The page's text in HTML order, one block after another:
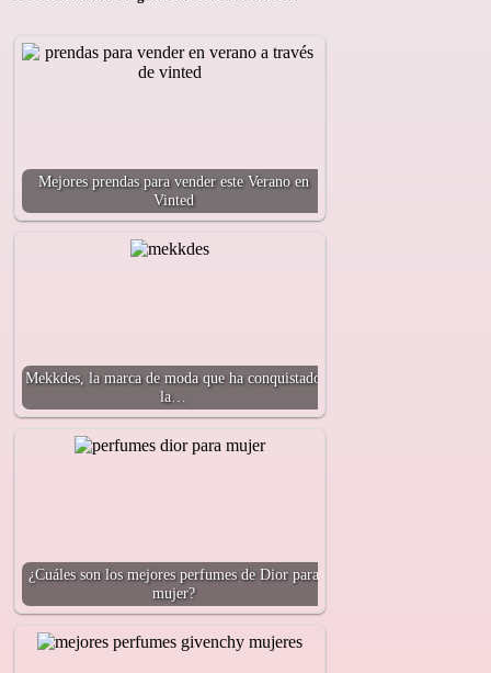
Mejores prendas para vender este Verano en
Vinted
Mekkdes, la marca de moda que ha conquistado
la…
¿Cuáles son los mejores perfumes de Dior para
mujer?